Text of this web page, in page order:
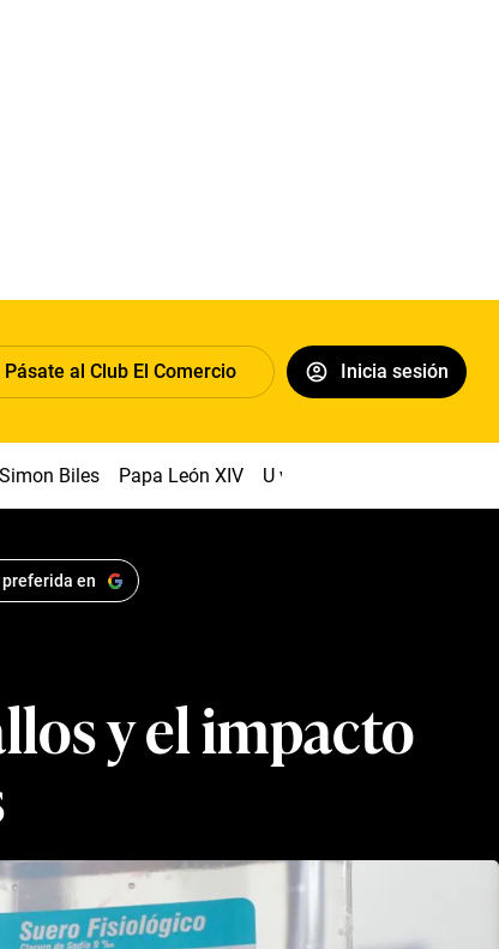
Pásate al Club El Comercio Inicia sesión
Simon Biles Papa León XIV U vs Cristal
en
y el impacto